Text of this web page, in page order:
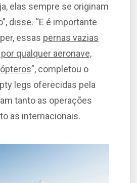
elas sempre se originam
disse. “E é importante
essas pernas vazias
qualquer aeronave,
”, completou o
legs oferecidas pela
tanto as operações
as internacionais.